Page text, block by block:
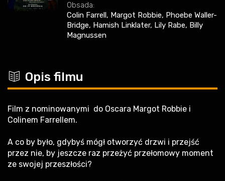
Obsada:
Colin Farrell, Margot Robbie, Phoebe Waller-
Bridge, Hamish Linklater, Lily Rabe, Billy
Magnussen
c Opis filmu
Film z nominowanymi do Oscara Margot Robbie i
Colinem Farrellem.
A co by było, gdybyś mógł otworzyć drzwi i przejść
przez nie, by jeszcze raz przeżyć przełomowy moment
ze swojej przeszłości?